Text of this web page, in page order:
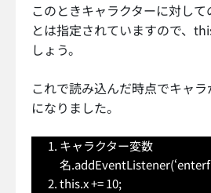
このときキャラクターに対し
とは指定されていますので、
しょう。
これで読み込んだ時点でキャ
になりました。
キャラクター変数
名
this.x += 10;